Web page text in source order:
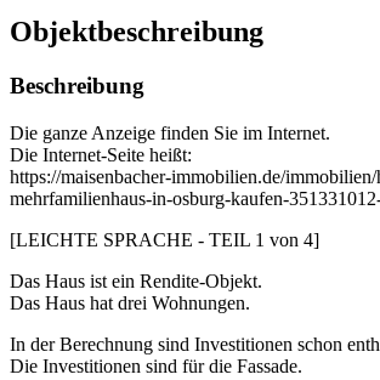
Objekt­beschreibung
Beschreibung
Die ganze Anzeige finden Sie im Internet.
Die Internet-Seite heißt:
https://maisenbacher-immobilien.de/immobilien/
mehrfamilienhaus-in-osburg-kaufen-
[LEICHTE SPRACHE - TEIL 1 von 4]
Das Haus ist ein Rendite-Objekt.
Das Haus hat drei Wohnungen.
In der Berechnung sind Investitionen schon
Die Investitionen sind für die Fassade.